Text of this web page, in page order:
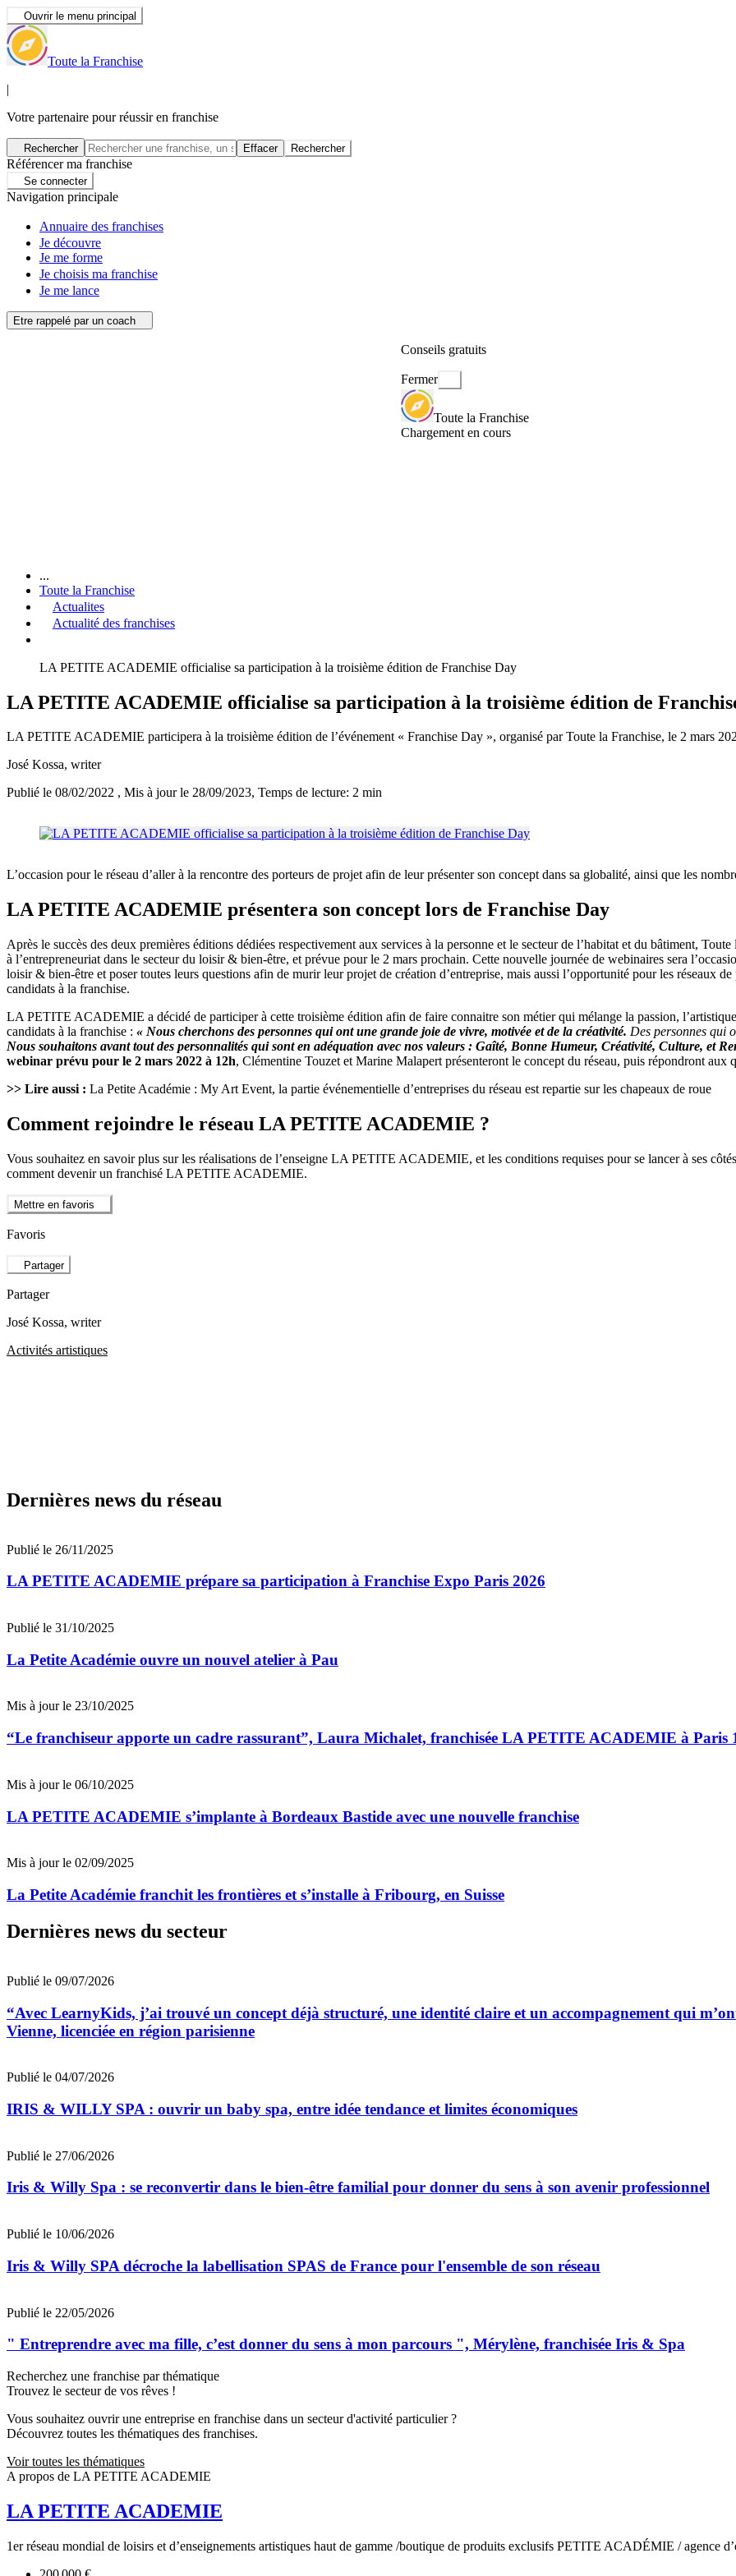
Ouvrir le menu principal
Toute la Franchise
|
Votre partenaire pour réussir en franchise
Rechercher Effacer Rechercher
Référencer ma franchise
Se connecter
Navigation principale
Annuaire des franchises
Je découvre
Je me forme
Je choisis ma franchise
Je me lance
Etre rappelé par un coach
Conseils gratuits
Fermer
Toute la Franchise
Chargement en cours
...
Toute la Franchise
Actualites
Actualité des franchises
LA PETITE ACADEMIE officialise sa participation à la troisième édition de Franchise Day
LA PETITE ACADEMIE officialise sa participation à la troisième édition de
LA PETITE ACADEMIE participera à la troisième édition de l’événement « Franchise Day », organisé par Toute la Franchise, le 2 mars
José Kossa, writer
Publié le 08/02/2022 , Mis à jour le 28/09/2023, Temps de lecture: 2 min
L’occasion pour le réseau d’aller à la rencontre des porteurs de projet afin de leur présenter son concept dans sa globalité, ainsi que les
LA PETITE ACADEMIE présentera son concept lors de Franchise Day
Après le succès des deux premières éditions dédiées respectivement aux services à la personne et le secteur de l’habitat et du bâtiment,
à l’entrepreneuriat dans le secteur du loisir & bien-être, et prévue pour le 2 mars prochain. Cette nouvelle journée de webinaires sera
loisir & bien-être et poser toutes leurs questions afin de murir leur projet de création d’entreprise, mais aussi l’opportunité pour les réseaux
candidats à la franchise.
LA PETITE ACADEMIE a décidé de participer à cette troisième édition afin de faire connaitre son métier qui mélange la passion,
candidats à la franchise : « Nous cherchons des personnes qui ont une grande joie de vivre, motivée et de la créativité. Des personnes qui
Nous souhaitons avant tout des personnalités qui sont en adéquation avec nos valeurs : Gaîté, Bonne Humeur, Créativité, Culture, et
webinar prévu pour le 2 mars 2022 à 12h, Clémentine Touzet et Marine Malapert présenteront le concept du réseau, puis répondront aux
>> Lire aussi : La Petite Académie : My Art Event, la partie événementielle d’entreprises du réseau est repartie sur les chapeaux de roue
Comment rejoindre le réseau LA PETITE ACADEMIE ?
Vous souhaitez en savoir plus sur les réalisations de l’enseigne LA PETITE ACADEMIE, et les conditions requises pour se lancer à ses
comment devenir un franchisé LA PETITE ACADEMIE.
Mettre en favoris
Favoris
Partager
Partager
José Kossa, writer
Activités artistiques
Dernières news du réseau
Publié le 26/11/2025
LA PETITE ACADEMIE prépare sa participation à Franchise Expo Paris 2026
Publié le 31/10/2025
La Petite Académie ouvre un nouvel atelier à Pau
Mis à jour le 23/10/2025
“Le franchiseur apporte un cadre rassurant”, Laura Michalet, franchisée LA PETITE ACADEMIE à Paris
Mis à jour le 06/10/2025
LA PETITE ACADEMIE s’implante à Bordeaux Bastide avec une nouvelle franchise
Mis à jour le 02/09/2025
La Petite Académie franchit les frontières et s’installe à Fribourg, en Suisse
Dernières news du secteur
Publié le 09/07/2026
“Avec LearnyKids, j’ai trouvé un concept déjà structuré, une identité claire et un accompagnement qui
Vienne, licenciée en région parisienne
Publié le 04/07/2026
IRIS & WILLY SPA : ouvrir un baby spa, entre idée tendance et limites économiques
Publié le 27/06/2026
Iris & Willy Spa : se reconvertir dans le bien-être familial pour donner du sens à son avenir professionnel
Publié le 10/06/2026
Iris & Willy SPA décroche la labellisation SPAS de France pour l'ensemble de son réseau
Publié le 22/05/2026
" Entreprendre avec ma fille, c’est donner du sens à mon parcours ", Mérylène, franchisée Iris & Spa
Recherchez une franchise par thématique
Trouvez le secteur de vos rêves !
Vous souhaitez ouvrir une entreprise en franchise dans un secteur d'activité particulier ?
Découvrez toutes les thématiques des franchises.
Voir toutes les thématiques
A propos de LA PETITE ACADEMIE
LA PETITE ACADEMIE
1er réseau mondial de loisirs et d’enseignements artistiques haut de gamme /boutique de produits exclusifs PETITE ACADÉMIE / agence